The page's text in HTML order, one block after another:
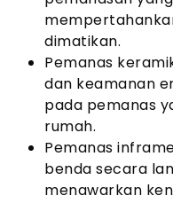
dimatikan.
Pemanas
dan keamanan
pada pemanas
rumah.
Pemanas
benda secara
menawarkan